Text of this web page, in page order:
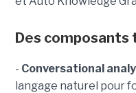
Des composants
- Conversational
langage naturel pour